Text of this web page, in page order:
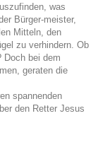
was
Bürger-meister,
Mitteln, den
zu verhindern. Ob
Doch bei dem
geraten die
spannenden
den Retter Jesus